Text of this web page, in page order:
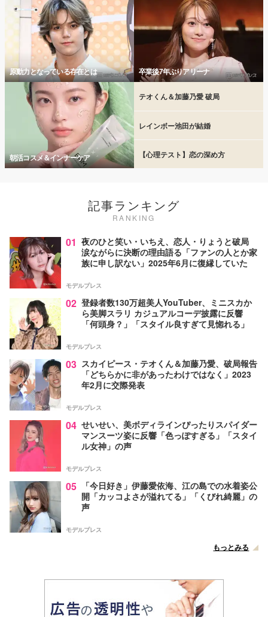
原動力となっている存在とは 卒業後7年ぶりアリーナ
朝活コスメ＆インナーケア
テオくん＆加藤乃愛 破局
レインボー池田が結婚
【心理テスト】恋の深め方
記事ランキング
RANKING
01 夜のひと笑い・いちえ、恋人・りょうと破局
涙ながらに決断の理由語る「ファンの人とか家
族に申し訳ない」2025年6月に復縁していた
モデルプレス
02 登録者数130万超美人YouTuber、ミニスカか
ら美脚スラリ カジュアルコーデ披露に反響
「何頭身？」「スタイル良すぎて見惚れる」
モデルプレス
03 スカイピース・テオくん＆加藤乃愛、破局報告
「どちらかに非があったわけではなく」2023
年2月に交際発表
モデルプレス
04 せいせい、美ボディラインぴったりスパイダー
マンスーツ姿に反響「色っぽすぎる」「スタイ
ル女神」の声
モデルプレス
05
「今日好き」伊藤愛依海、江の島での水着姿公
開「カッコよさが溢れてる」「くびれ綺麗」の
声
モデルプレス
もっとみる